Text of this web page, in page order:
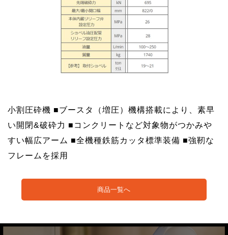
小割圧砕機 ■ブースタ（増圧）機構搭載により、素早
い開閉&破砕力 ■コンクリートなど対象物がつかみや
すい幅広アーム ■全機種鉄筋カッタ標準装備 ■強靭な
フレームを採用
商品一覧へ